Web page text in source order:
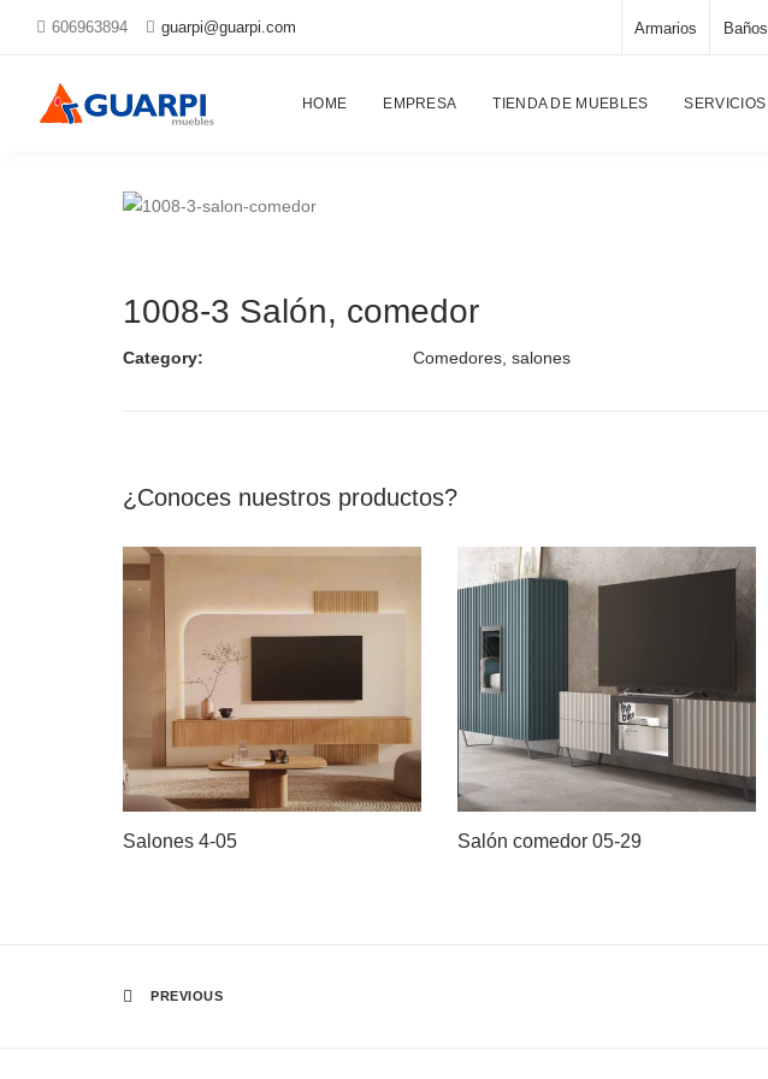
606963894 guarpi@guarpi.com Armarios Baños
HOME EMPRESA TIENDA DE MUEBLES SERVICIOS
1008-3 Salón, comedor
Category: Comedores, salones
¿Conoces nuestros productos?
Salones 4-05 Salón comedor 05-29
PREVIOUS